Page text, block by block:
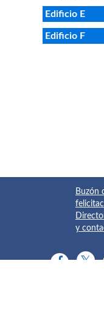
Edificio E
Edificio F
Buzón
y